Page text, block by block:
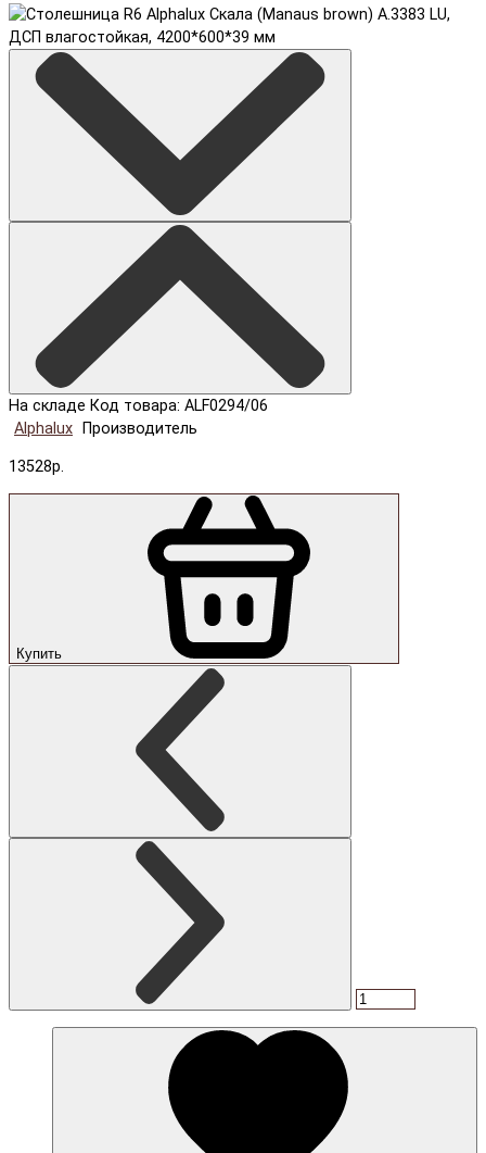
На складе Код товара: ALF0294/06
Alphalux
Производитель
13528р.
Купить